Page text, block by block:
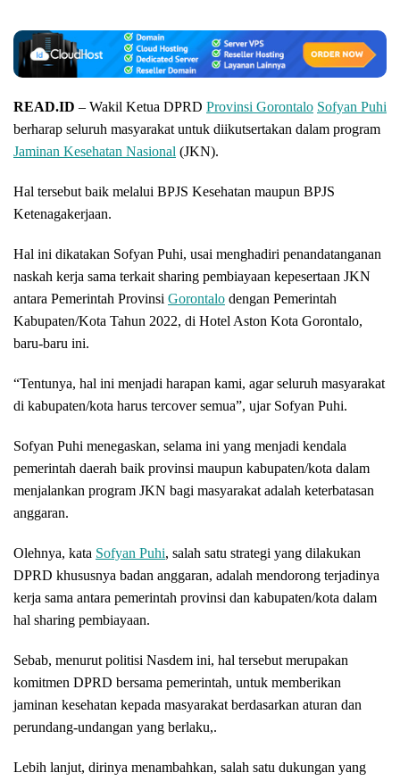
READ.ID – Wakil Ketua DPRD Provinsi Gorontalo Sofyan Puhi
berharap seluruh masyarakat untuk diikutsertakan dalam program
Jaminan Kesehatan Nasional (JKN).
Hal tersebut baik melalui BPJS Kesehatan maupun BPJS
Ketenagakerjaan.
Hal ini dikatakan Sofyan Puhi, usai menghadiri penandatanganan
naskah kerja sama terkait sharing pembiayaan kepesertaan JKN
antara Pemerintah Provinsi Gorontalo dengan Pemerintah
Kabupaten/Kota Tahun 2022, di Hotel Aston Kota Gorontalo,
baru-baru ini.
“Tentunya, hal ini menjadi harapan kami, agar seluruh masyarakat
di kabupaten/kota harus tercover semua”, ujar Sofyan Puhi.
Sofyan Puhi menegaskan, selama ini yang menjadi kendala
pemerintah daerah baik provinsi maupun kabupaten/kota dalam
menjalankan program JKN bagi masyarakat adalah keterbatasan
anggaran.
Olehnya, kata Sofyan Puhi, salah satu strategi yang dilakukan
DPRD khususnya badan anggaran, adalah mendorong terjadinya
kerja sama antara pemerintah provinsi dan kabupaten/kota dalam
hal sharing pembiayaan.
Sebab, menurut politisi Nasdem ini, hal tersebut merupakan
komitmen DPRD bersama pemerintah, untuk memberikan
jaminan kesehatan kepada masyarakat berdasarkan aturan dan
perundang-undangan yang berlaku,.
Lebih lanjut, dirinya menambahkan, salah satu dukungan yang